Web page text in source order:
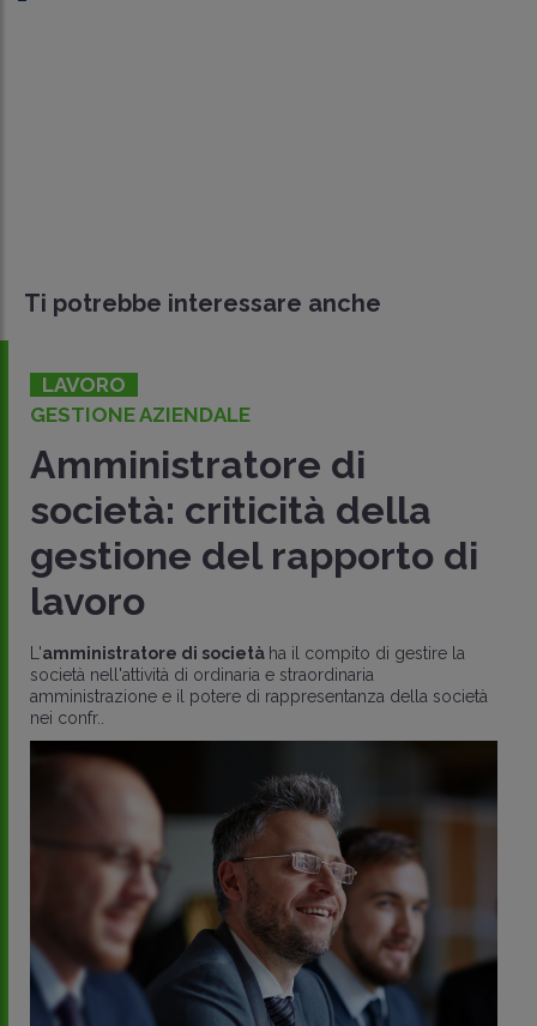
Ti potrebbe interessare anche
LAVORO
GESTIONE AZIENDALE
Amministratore di
società: criticità della
gestione del rapporto di
lavoro
L'amministratore di società ha il compito di gestire la
società nell'attività di ordinaria e straordinaria
amministrazione e il potere di rappresentanza della società
nei confr..